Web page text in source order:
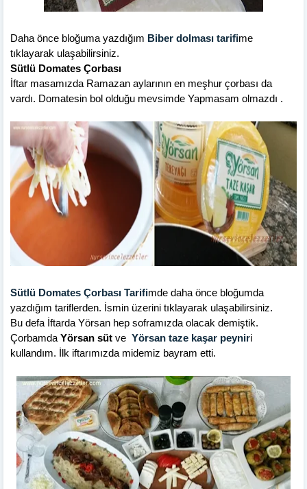
Daha önce bloğuma yazdığım Biber dolması tarifime
tıklayarak ulaşabilirsiniz.
Sütlü Domates Çorbası
İftar masamızda Ramazan aylarının en meşhur çorbası da
vardı. Domatesin bol olduğu mevsimde Yapmasam olmazdı .
Sütlü Domates Çorbası Tarifimde daha önce bloğumda
yazdığım tariflerden. İsmin üzerini tıklayarak ulaşabilirsiniz.
Bu defa İftarda Yörsan hep soframızda olacak demiştik.
Çorbamda Yörsan süt ve Yörsan taze kaşar peyniri
kullandım. İlk iftarımızda midemiz bayram etti.